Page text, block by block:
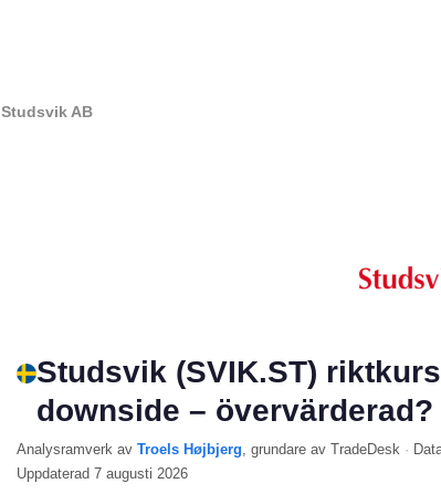
Studsvik AB
Studsvik (SVIK.ST)
downside – övervärderad?
Analysramverk av Troels Højbjerg, grundare av TradeDesk ·
Uppdaterad 7 augusti 2026